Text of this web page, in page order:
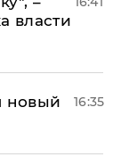
власти
новый
16:35